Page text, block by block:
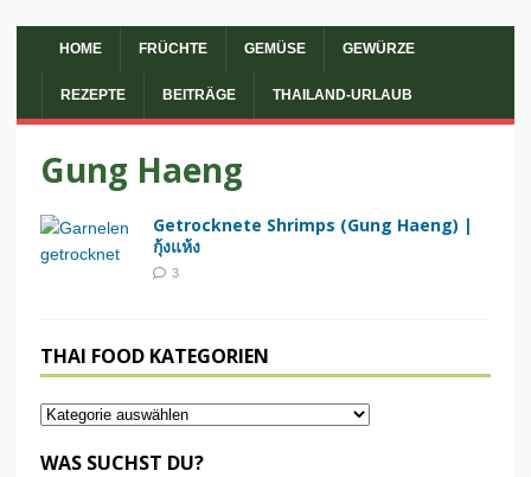
HOME FRÜCHTE GEMÜSE GEWÜRZE
REZEPTE BEITRÄGE THAILAND-URLAUB
Gung Haeng
Getrocknete Shrimps (Gung Haeng) |
กุ้งแห้ง
3
THAI FOOD KATEGORIEN
WAS SUCHST DU?